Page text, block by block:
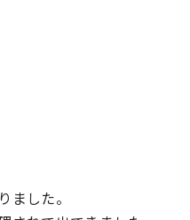
した。